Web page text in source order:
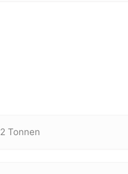
2 Tonnen